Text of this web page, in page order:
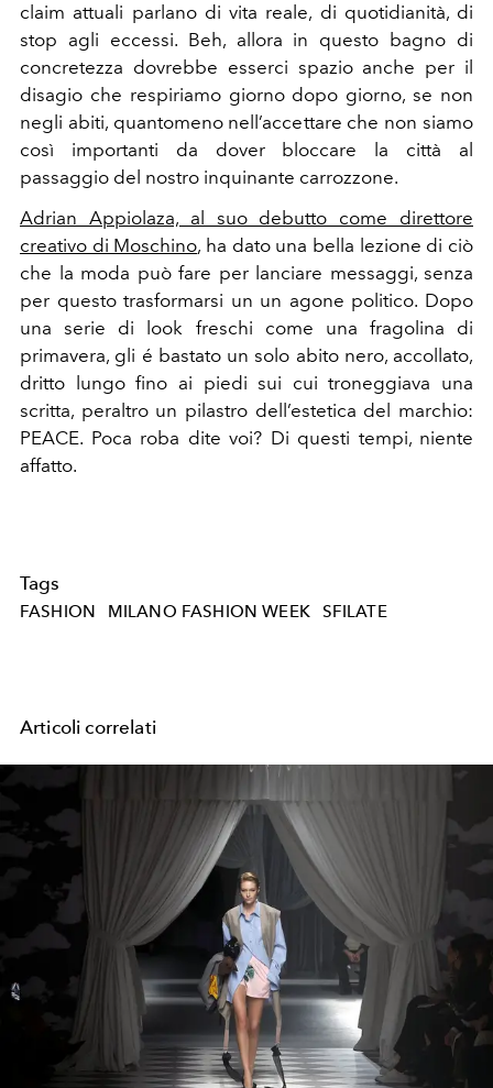
claim attuali parlano di vita reale, di quotidianità, di
stop agli eccessi. Beh, allora in questo bagno di
concretezza dovrebbe esserci spazio anche per il
disagio che respiriamo giorno dopo giorno, se non
negli abiti, quantomeno nell’accettare che non siamo
così importanti da dover bloccare la città al
passaggio del nostro inquinante carrozzone.
Adrian Appiolaza, al suo debutto come direttore
creativo di Moschino, ha dato una bella lezione di ciò
che la moda può fare per lanciare messaggi, senza
per questo trasformarsi un un agone politico. Dopo
una serie di look freschi come una fragolina di
primavera, gli é bastato un solo abito nero, accollato,
dritto lungo fino ai piedi sui cui troneggiava una
scritta, peraltro un pilastro dell’estetica del marchio:
PEACE. Poca roba dite voi? Di questi tempi, niente
affatto.
Tags
FASHION MILANO FASHION WEEK SFILATE
Articoli correlati